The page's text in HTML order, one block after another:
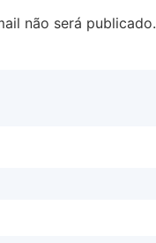
não será publicado.